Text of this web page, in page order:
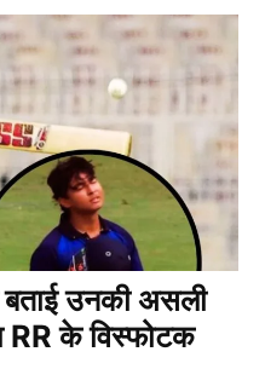
बताई उनकी असली
RR के विस्फोटक